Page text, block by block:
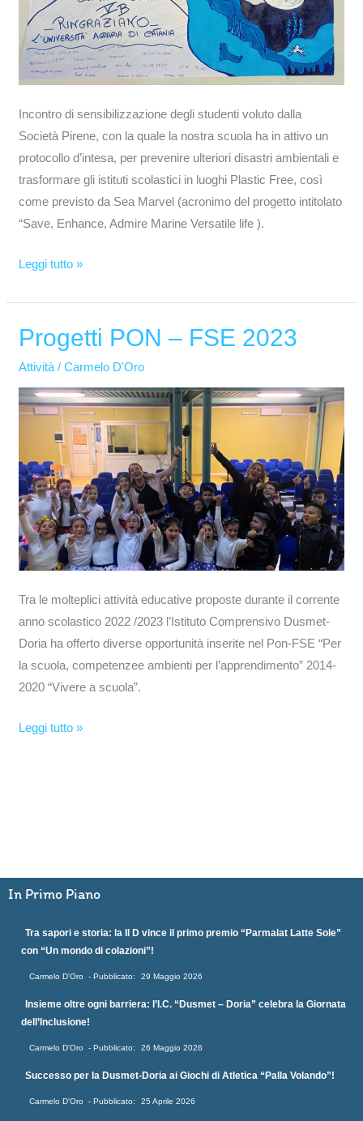
Incontro di sensibilizzazione degli studenti voluto dalla
Società Pirene, con la quale la nostra scuola ha in attivo un
protocollo d’intesa, per prevenire ulteriori disastri ambientali e
trasformare gli istituti scolastici in luoghi Plastic Free, così
come previsto da Sea Marvel (acronimo del progetto intitolato
“Save, Enhance, Admire Marine Versatile life ).
Leggi tutto »
Progetti PON – FSE 2023
Attività /Carmelo D'Oro
Tra le molteplici attività educative proposte durante il corrente
anno scolastico 2022 /2023 l’Istituto Comprensivo Dusmet-
Doria ha offerto diverse opportunità inserite nel Pon-FSE “Per
la scuola, competenzee ambienti per l’apprendimento” 2014-
2020 “Vivere a scuola”.
Progetti
–
FSE
2023
Leggi tutto »
In Primo Piano
Tra sapori e storia: la II D vince il primo premio “Parmalat Latte Sole”
con “Un mondo di colazioni”!
Carmelo D'Oro 29 Maggio 2026
Insieme oltre ogni barriera: l’I.C. “Dusmet – Doria” celebra la Giornata
dell’Inclusione!
Carmelo D'Oro 26 Maggio 2026
Successo per la Dusmet-Doria ai Giochi di Atletica “Palla Volando”!
Carmelo D'Oro 25 Aprile 2026